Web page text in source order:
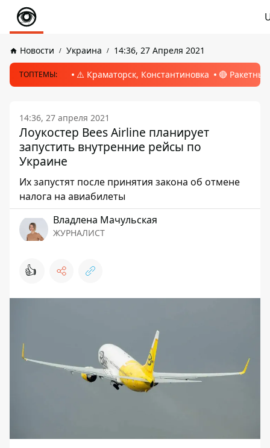
Новости Украина 14:36, 27 Апреля 2021
ТОПТЕМЫ: ⚠️ Краматорск, Константиновка 🔴
14:36, 27 апреля 2021
Лоукостер Bees Airline планирует
запустить внутренние рейсы по
Украине
Их запустят после принятия закона об отмене
налога на авиабилеты
Владлена Мачульская
ЖУРНАЛИСТ
👍